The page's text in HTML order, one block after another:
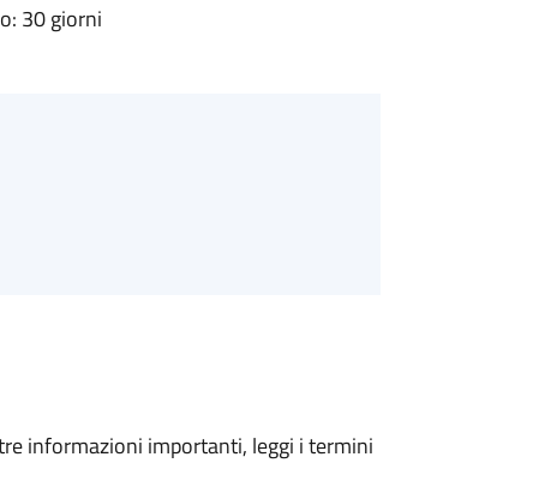
30 giorni
informazioni importanti, leggi i termini